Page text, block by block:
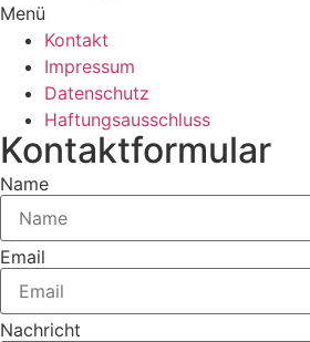
Menü
Kontakt
Impressum
Datenschutz
Haftungsausschluss
Kontaktformular
Name
Email
Nachricht